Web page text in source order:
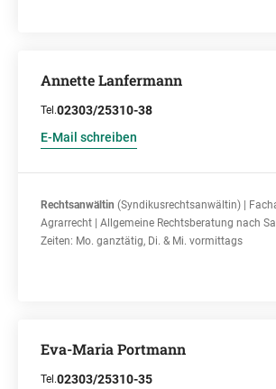
Annette Lanfermann
Tel.02303/25310-38
E-Mail schreiben
Rechtsanwältin (Syndikusrechtsanwältin) |
Agrarrecht | Allgemeine Rechtsberatung nach
Zeiten: Mo. ganztätig, Di. & Mi. vormittags
Eva-Maria Portmann
Tel.02303/25310-35